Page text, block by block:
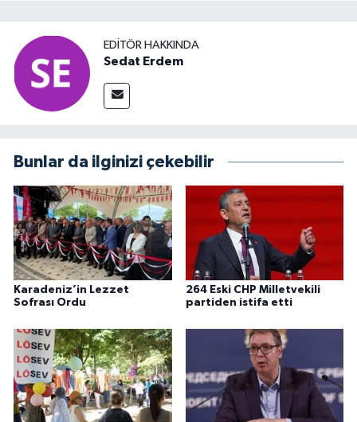
EDITÖR HAKKINDA
Sedat Erdem
Bunlar da ilginizi çekebilir
Karadeniz’in Lezzet
Sofrası Ordu
264 Eski CHP Milletvekili
partiden istifa etti